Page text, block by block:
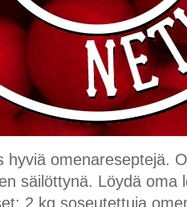
hyviä omenareseptejä.
säilöttynä. Löydä oma
2 kg soseutettuja